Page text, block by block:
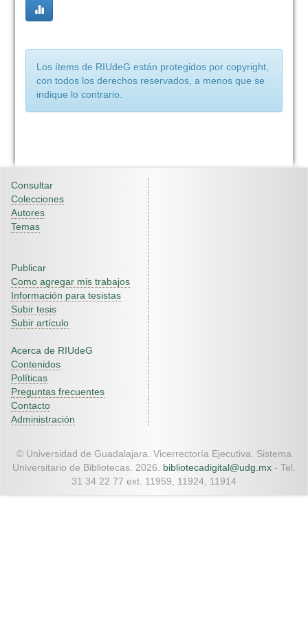
Los ítems de RIUdeG están protegidos por copyright,
con todos los derechos reservados, a menos que se
indique lo contrario.
Consultar
Colecciones
Autores
Temas
Publicar
Como agregar mis trabajos
Información para tesistas
Subir tesis
Subir artículo
Acerca de RIUdeG
Contenidos
Políticas
Preguntas frecuentes
Contacto
Administración
© Universidad de Guadalajara. Vicerrectoría Ejecutiva. Sistema
Universitario de Bibliotecas. 2026. bibliotecadigital@udg.mx - Tel.
31 34 22 77 ext. 11959, 11924, 11914